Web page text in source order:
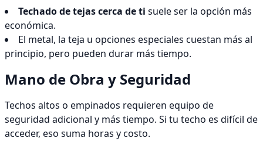
Techado de tejas cerca de ti suele ser la opción más
económica.
El metal, la teja u opciones especiales cuestan más al
principio, pero pueden durar más tiempo.
Mano de Obra y Seguridad
Techos altos o empinados requieren equipo de
seguridad adicional y más tiempo. Si tu techo es difícil de
acceder, eso suma horas y costo.